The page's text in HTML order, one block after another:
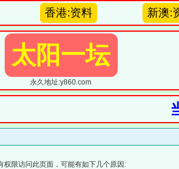
香港:资料 新澳:
太阳一坛
永久地址:y860.com
权限访问此页面，可能有如下几个原因: